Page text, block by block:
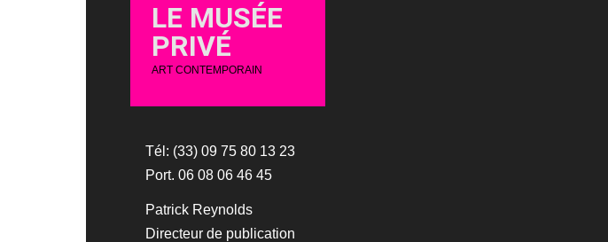
LE MUSÉE
PRIVÉ
ART CONTEMPORAIN
Tél: (33) 09 75 80 13 23
Port. 06 08 06 46 45
Patrick Reynolds
Directeur de publication